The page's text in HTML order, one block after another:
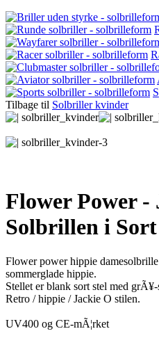
Tilbage til Solbriller kvinder
Flower Power -
Solbrillen i Sort
Flower power hippie
sommerglade hippie.
Stellet er blank sort stel med grÃ¥-
Retro / hippie / Jackie O stilen.
UV400 og CE-mÃ¦rket